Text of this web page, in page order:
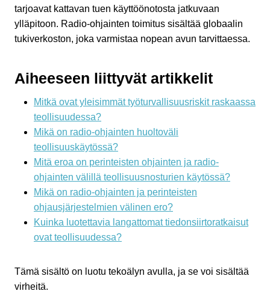
tarjoavat kattavan tuen käyttöönotosta jatkuvaan
ylläpitoon. Radio-ohjainten toimitus sisältää globaalin
tukiverkoston, joka varmistaa nopean avun tarvittaessa.
Aiheeseen liittyvät artikkelit
Mitkä ovat yleisimmät työturvallisuusriskit raskaassa
teollisuudessa?
Mikä on radio-ohjainten huoltoväli
teollisuuskäytössä?
Mitä eroa on perinteisten ohjainten ja radio-
ohjainten välillä teollisuusnosturien käytössä?
Mikä on radio-ohjainten ja perinteisten
ohjausjärjestelmien välinen ero?
Kuinka luotettavia langattomat tiedonsiirtoratkaisut
ovat teollisuudessa?
Tämä sisältö on luotu tekoälyn avulla, ja se voi sisältää
virheitä.